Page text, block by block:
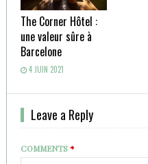
The Corner Hôtel :
une valeur sûre à
Barcelone
4 JUIN 2021
Leave a Reply
COMMENTS*